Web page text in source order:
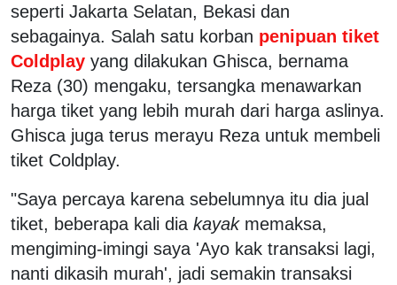
seperti Jakarta Selatan, Bekasi dan
sebagainya. Salah satu korban penipuan tiket
Coldplay yang dilakukan Ghisca, bernama
Reza (30) mengaku, tersangka menawarkan
harga tiket yang lebih murah dari harga aslinya.
Ghisca juga terus merayu Reza untuk membeli
tiket Coldplay.
"Saya percaya karena sebelumnya itu dia jual
tiket, beberapa kali dia kayakmemaksa,
mengiming-imingi saya 'Ayo kak transaksi lagi,
nanti dikasih murah', jadi semakin transaksi